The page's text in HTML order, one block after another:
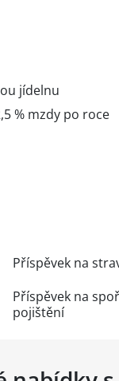
jídelnu
% mzdy po roce
Příspěvek na
Příspěvek na
pojištění